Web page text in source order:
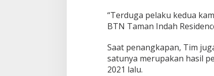
r
o
t
o
“Terduga pelaku kedua
BTN Taman Indah
Saat penangkapan, Tim
satunya merupakan hasil
2021 lalu.